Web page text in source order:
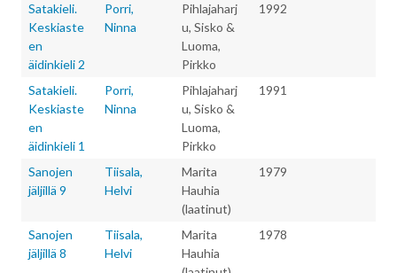
Satakieli.
Keskiaste
en
äidinkieli 2
Porri,
Ninna
Pihlajaharj
u, Sisko &
Luoma,
Pirkko
1992
Satakieli.
Keskiaste
en
äidinkieli 1
Porri,
Ninna
Pihlajaharj
u, Sisko &
Luoma,
Pirkko
1991
Sanojen
jäljillä 9
Tiisala,
Helvi
Marita
Hauhia
(laatinut)
1979
Sanojen
jäljillä 8
Tiisala,
Helvi
Marita
Hauhia
1978